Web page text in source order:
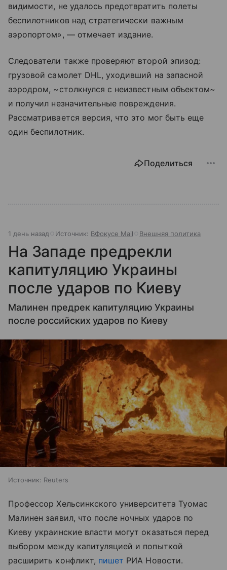
видимости, не удалось предотвратить полеты
беспилотников над стратегически важным
аэропортом», — отмечает издание.
Следователи также проверяют второй эпизод:
грузовой самолет DHL, уходивший на запасной
аэродром, ~столкнулся с неизвестным объектом~
и получил незначительные повреждения.
Рассматривается версия, что это мог быть еще
один беспилотник.
Поделиться
1 день назад Источник: ВФокусе Mail Внешняя политика
На Западе предрекли
капитуляцию Украины
после ударов по Киеву
Малинен предрек капитуляцию Украины
после российских ударов по Киеву
Источник: Reuters
Профессор Хельсинкского университета Туомас
Малинен заявил, что после ночных ударов по
Киеву украинские власти могут оказаться перед
выбором между капитуляцией и попыткой
расширить конфликт, пишет РИА Новости.